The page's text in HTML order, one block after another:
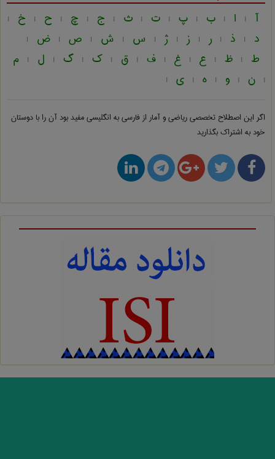
آ | ا | ب | پ | ت | ث | ج | چ | ح | خ |
د | ذ | ر | ز | ژ | س | ش | ص | ض |
ط | ظ | ع | غ | ف | ق | ک | گ | ل | م
| ن | و | ه | ی |
اگر این اصطلاح تخصصیریاضی و آمار از فارسی به انگلیسیمفید بود آن را با دوستان
خود به اشتراک بگذارید